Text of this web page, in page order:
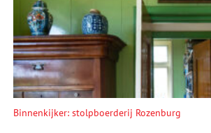
Binnenkijker: stolpboerderij Rozenburg